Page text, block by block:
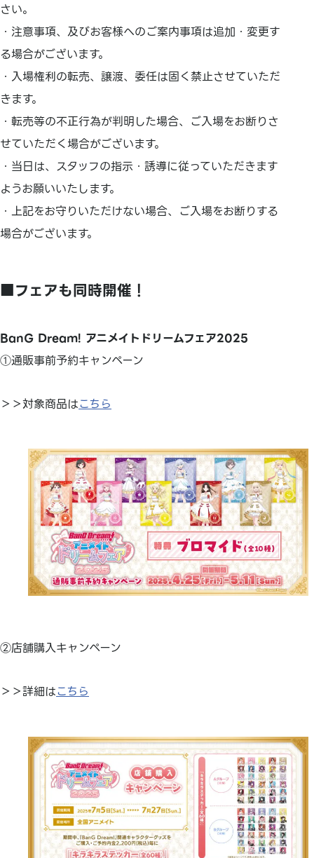
さい。
・注意事項、及びお客様へのご案内事項は追加・変更す
る場合がございます。
・入場権利の転売、譲渡、委任は固く禁止させていただ
きます。
・転売等の不正行為が判明した場合、ご入場をお断りさ
せていただく場合がございます。
・当日は、スタッフの指示・誘導に従っていただきます
ようお願いいたします。
・上記をお守りいただけない場合、ご入場をお断りする
場合がございます。
■フェアも同時開催！
BanG Dream! アニメイトドリームフェア2025
①通販事前予約キャンペーン
＞＞対象商品はこちら
②店舗購入キャンペーン
＞＞詳細はこちら